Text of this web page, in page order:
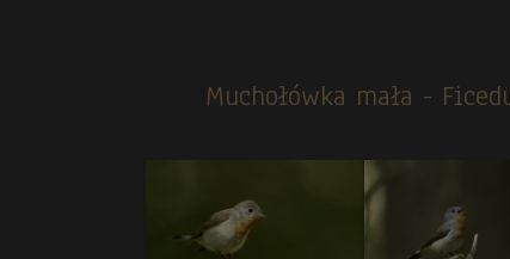
Muchołówka mała -